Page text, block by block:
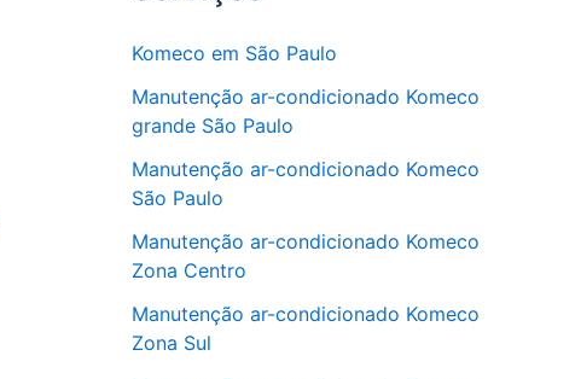
b
o
o
k
er s
A
p
l
Komeco em São Paulo
Manutenção ar-condicionado Komeco
grande São Paulo
Manutenção ar-condicionado Komeco
São Paulo
Manutenção ar-condicionado Komeco
Zona Centro
Manutenção ar-condicionado Komeco
Zona Sul